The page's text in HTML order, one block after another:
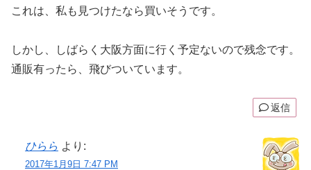
これは、私も見つけたなら買いそうです。
しかし、しばらく大阪方面に行く予定ないので残念です。
通販有ったら、飛びついています。
返信
ひらら より:
2017年1月9日 7:47 PM